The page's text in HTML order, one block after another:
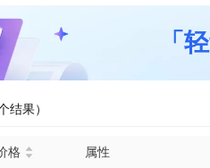
「
结果）
格 属性